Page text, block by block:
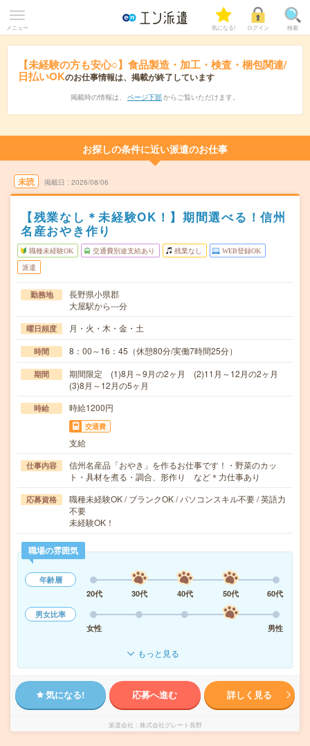
メニュー 気になる! ログイン 検索
【未経験の方も安心○】食品製造・加工・検査・梱包関連/
日払いOKのお仕事情報は、掲載が終了しています
掲載時の情報は、 ページ下部 からご覧いただけます。
お探しの条件に近い派遣のお仕事
未読 掲載日 2026/08/06
【残業なし＊未経験OK！】期間選べる！信州
名産おやき作り
職種未経験OK 交通費別途支給あり 残業なし WEB登録OK
派遣
勤務地
長野県小県郡
大屋駅から---分
曜日頻度 月・火・木・金・土
時間 8：00～16：45（休憩80分/実働7時間25分）
期間
期間限定 (1)8月～9月の2ヶ月 (2)11月～12月の2ヶ月
(3)8月～12月の5ヶ月
時給 時給1200円
交通費
支給
仕事内容
信州名産品「おやき」を作るお仕事です！・野菜のカッ
ト・具材を煮る・調合、形作り など＊力仕事あり
応募資格
職種未経験OK / ブランクOK / パソコンスキル不要 / 英語力
不要
未経験OK！
職場の雰囲気
年齢層
20代
30代 40代 50代
60代
男女比率
女性
男性
もっと見る
気になる! 応募へ進む 詳しく見る
派遣会社 株式会社グレート長野